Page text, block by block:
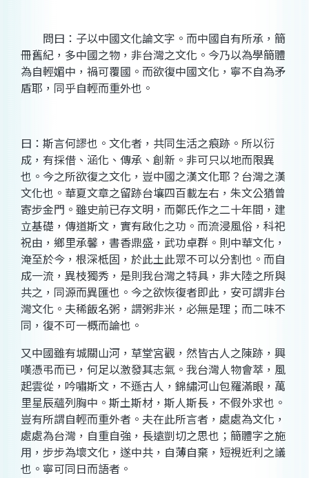
問曰：子以中國文化論文字。而中國自有所承，簡
冊舊紀，多中國之物，非台灣之文化。今乃以為學簡體
為自輕媚中，禍可覆國。而欲復中國文化，寧不自為矛
盾耶，同乎自輕而重外也。
曰：斯言何謬也。文化者，共同生活之痕跡。所以衍
成，有採借、涵化、傳承、創新。非可只以地而限異
也。今之所欲復之文化，豈中國之漢文化耶？台灣之漢
文化也。華夏文章之留跡台壤四百載左右，朱文公猶曾
寄步金門。雖史前已存文明，而鄭氏作之二十年間，建
立基礎，傳道斯文，實有啟化之功。而流浸風俗，科祀
祝由，鄉里承馨，書香鼎盛，武功卓群。則中華文化，
淹至於今，根深柢固，於此土此眾不可以分割也。而自
成一流，異枝獨秀，是則我台灣之特具，非大陸之所與
共之，同源而異匯也。今之欲恢復者即此，安可謂非台
灣文化。夫稀飯名粥，謂粥非米，必無是理；而二味不
同，復不可一概而論也。
又中國雖有城關山河，草堂宮觀，然皆古人之陳跡，興
嘆憑弔而已，何足以激發其志氣。我台灣人物會萃，風
起雲從，吟嘯斯文，不遜古人，錦繡河山包羅滿眼，萬
里星辰蘊列胸中。斯土斯材，斯人斯長，不假外求也。
豈有所謂自輕而重外者。夫在此所言者，處處為文化，
處處為台灣，自重自強，長遠剴切之思也；簡體字之施
用，步步為壞文化，遂中共，自薄自棄，短視近利之議
也。寧可同日而語者。